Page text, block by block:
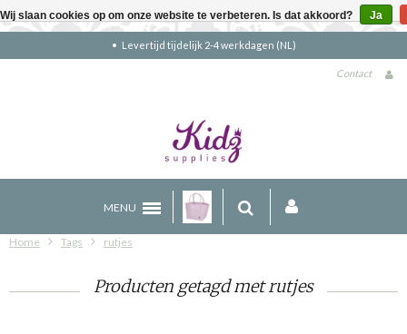
Levertijd tijdelijk 2-4 werkdagen (NL)
Contact
MENU
Home Tags rutjes
Producten getagd met rutjes
Wij slaan cookies op om onze website te verbeteren. Is dat akkoord? Ja